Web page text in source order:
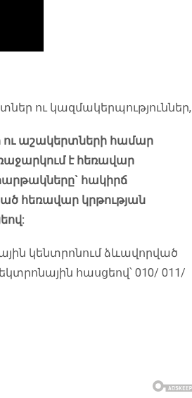
ու կազմակերպություններ,
ու աշակերտների համար
է հեռավար
հակիրճ
հեռավար կրթության
կենտրոնում ձևավորված
հասցեով՝ 010/ 011/